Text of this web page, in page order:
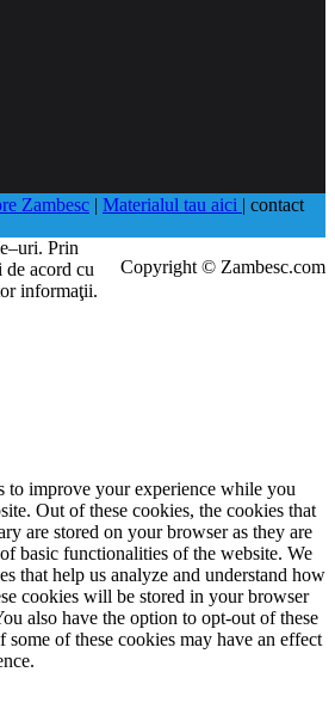
Zambesc | Materialul tau aici | contact
Copyright © Zambesc.com
Prin
de acord cu
informaţii.
to improve your experience while you
Out of these cookies, the cookies that
are stored on your browser as they are
basic functionalities of the website. We
that help us analyze and understand how
cookies will be stored in your browser
also have the option to opt-out of these
of these cookies may have an effect